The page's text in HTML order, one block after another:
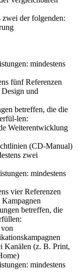
zwei der folgenden:
mindestens
fünf Referenzen
und
betreffen, die die
len:
Weiterentwicklung
(CD-Manual)
zwei
mindestens
vier Referenzen
betreffen, die
Kanälen (z. B. Print,
mindestens